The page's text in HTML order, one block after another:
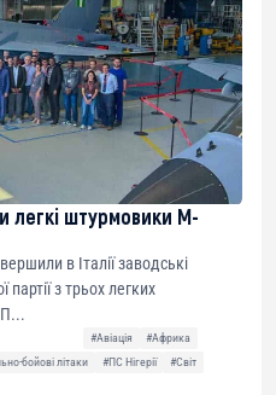
легкі штурмовики M-
в Італії заводські
з трьох легких
П...
#Авіація
#Африка
бойові літаки #ПС Нігерії
#Світ